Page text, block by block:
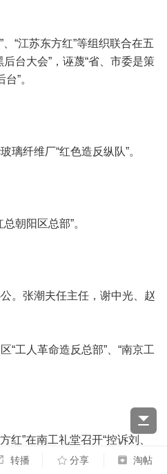
“江苏东方红”等组织联合在五
台大会”，诬蔑“省、市委是策
”。
纤维厂“红色造反纵队”。
朝阳区总部”。
张潮夫任主任，谢中光、赵
人革命造反总部”、“南京工
”在南工礼堂召开“控诉刘、
转播 分享 淘帖